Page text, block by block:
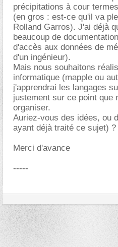
précipitations à cour
(en gros : est-ce qu'il va
Rolland Garros). J'ai déjà
beaucoup de
d'accès aux données de
d'un ingénieur).
Mais nous souhaitons
informatique (mapple ou
j'apprendrai les langages
justement sur ce point que
organiser.
Auriez-vous des idées, ou
ayant déjà traité ce sujet) ?
Merci d'avance
-----